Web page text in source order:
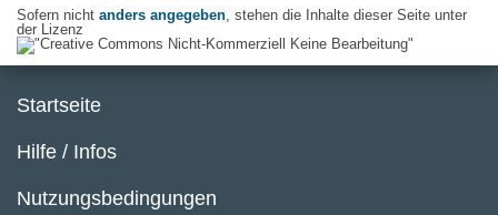
Sofern nicht anders angegeben, stehen die Inhalte dieser Seite unter
der Lizenz
Startseite
Hilfe / Infos
Nutzungsbedingungen